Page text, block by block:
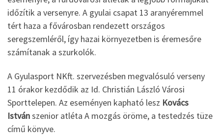
időzítik a versenyre. A gyulai csapat 13 aranyéremmel
tért haza a fővárosban rendezett országos
seregszemléről, így hazai környezetben is éremesőre
számítanak a szurkolók.
A Gyulasport NKft. szervezésben megvalósuló verseny
11 órakor kezdődik az Id. Christián László Városi
Sporttelepen. Az eseményen kapható lesz Kovács
Istvánszenior atléta A mozgás öröme, a testedzés tüze
című könyve.